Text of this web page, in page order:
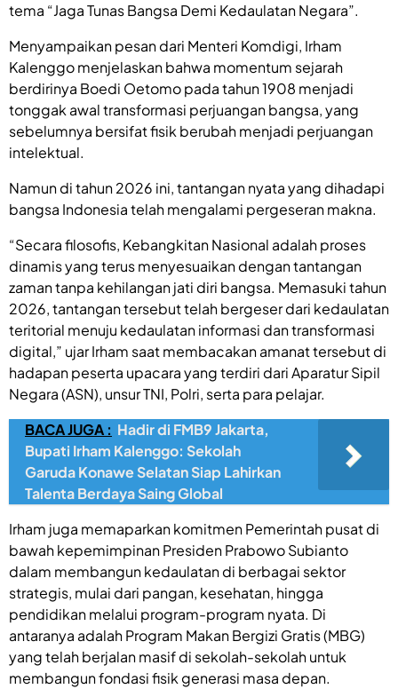
tema “Jaga Tunas Bangsa Demi Kedaulatan Negara”.
Menyampaikan pesan dari Menteri Komdigi, Irham
Kalenggo menjelaskan bahwa momentum sejarah
berdirinya Boedi Oetomo pada tahun 1908 menjadi
tonggak awal transformasi perjuangan bangsa, yang
sebelumnya bersifat fisik berubah menjadi perjuangan
intelektual.
Namun di tahun 2026 ini, tantangan nyata yang dihadapi
bangsa Indonesia telah mengalami pergeseran makna.
“Secara filosofis, Kebangkitan Nasional adalah proses
dinamis yang terus menyesuaikan dengan tantangan
zaman tanpa kehilangan jati diri bangsa. Memasuki tahun
2026, tantangan tersebut telah bergeser dari kedaulatan
teritorial menuju kedaulatan informasi dan transformasi
digital,” ujar Irham saat membacakan amanat tersebut di
hadapan peserta upacara yang terdiri dari Aparatur Sipil
Negara (ASN), unsur TNI, Polri, serta para pelajar.
BACA JUGA : Hadir di FMB9 Jakarta,
Bupati Irham Kalenggo: Sekolah
Garuda Konawe Selatan Siap Lahirkan
Talenta Berdaya Saing Global
Irham juga memaparkan komitmen Pemerintah pusat di
bawah kepemimpinan Presiden Prabowo Subianto
dalam membangun kedaulatan di berbagai sektor
strategis, mulai dari pangan, kesehatan, hingga
pendidikan melalui program-program nyata. Di
antaranya adalah Program Makan Bergizi Gratis (MBG)
yang telah berjalan masif di sekolah-sekolah untuk
membangun fondasi fisik generasi masa depan.